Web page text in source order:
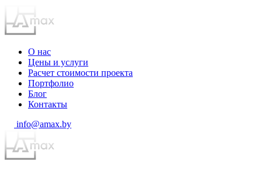
О нас
Цены и услуги
Расчет стоимости проекта
Портфолио
Блог
Контакты
info@amax.by